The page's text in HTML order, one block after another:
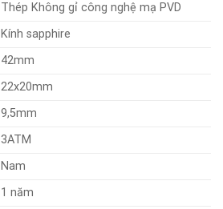
Thép Không gỉ công nghệ mạ PVD
Kính sapphire
42mm
22x20mm
9,5mm
3ATM
Nam
1 năm